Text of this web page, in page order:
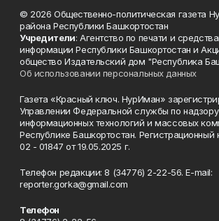
© 2026 Общественно-политическая газета
района Республики Башкортостан
Учредители: Агентство по печати и
информации Республики Башкортостан и
общество Издательский дом "Республика
Об использовании персональных данных
Газета «Красный ключ. НурИман»
Управлении Федеральной службы по
информационных технологий и массовых
Республике Башкортостан.
02 - 01847 от 19.05.2025 г.
Телефон редакции: 8 (34776) 2-22-56. E-mail:
reporter.gorka@gmail.com
Телефон